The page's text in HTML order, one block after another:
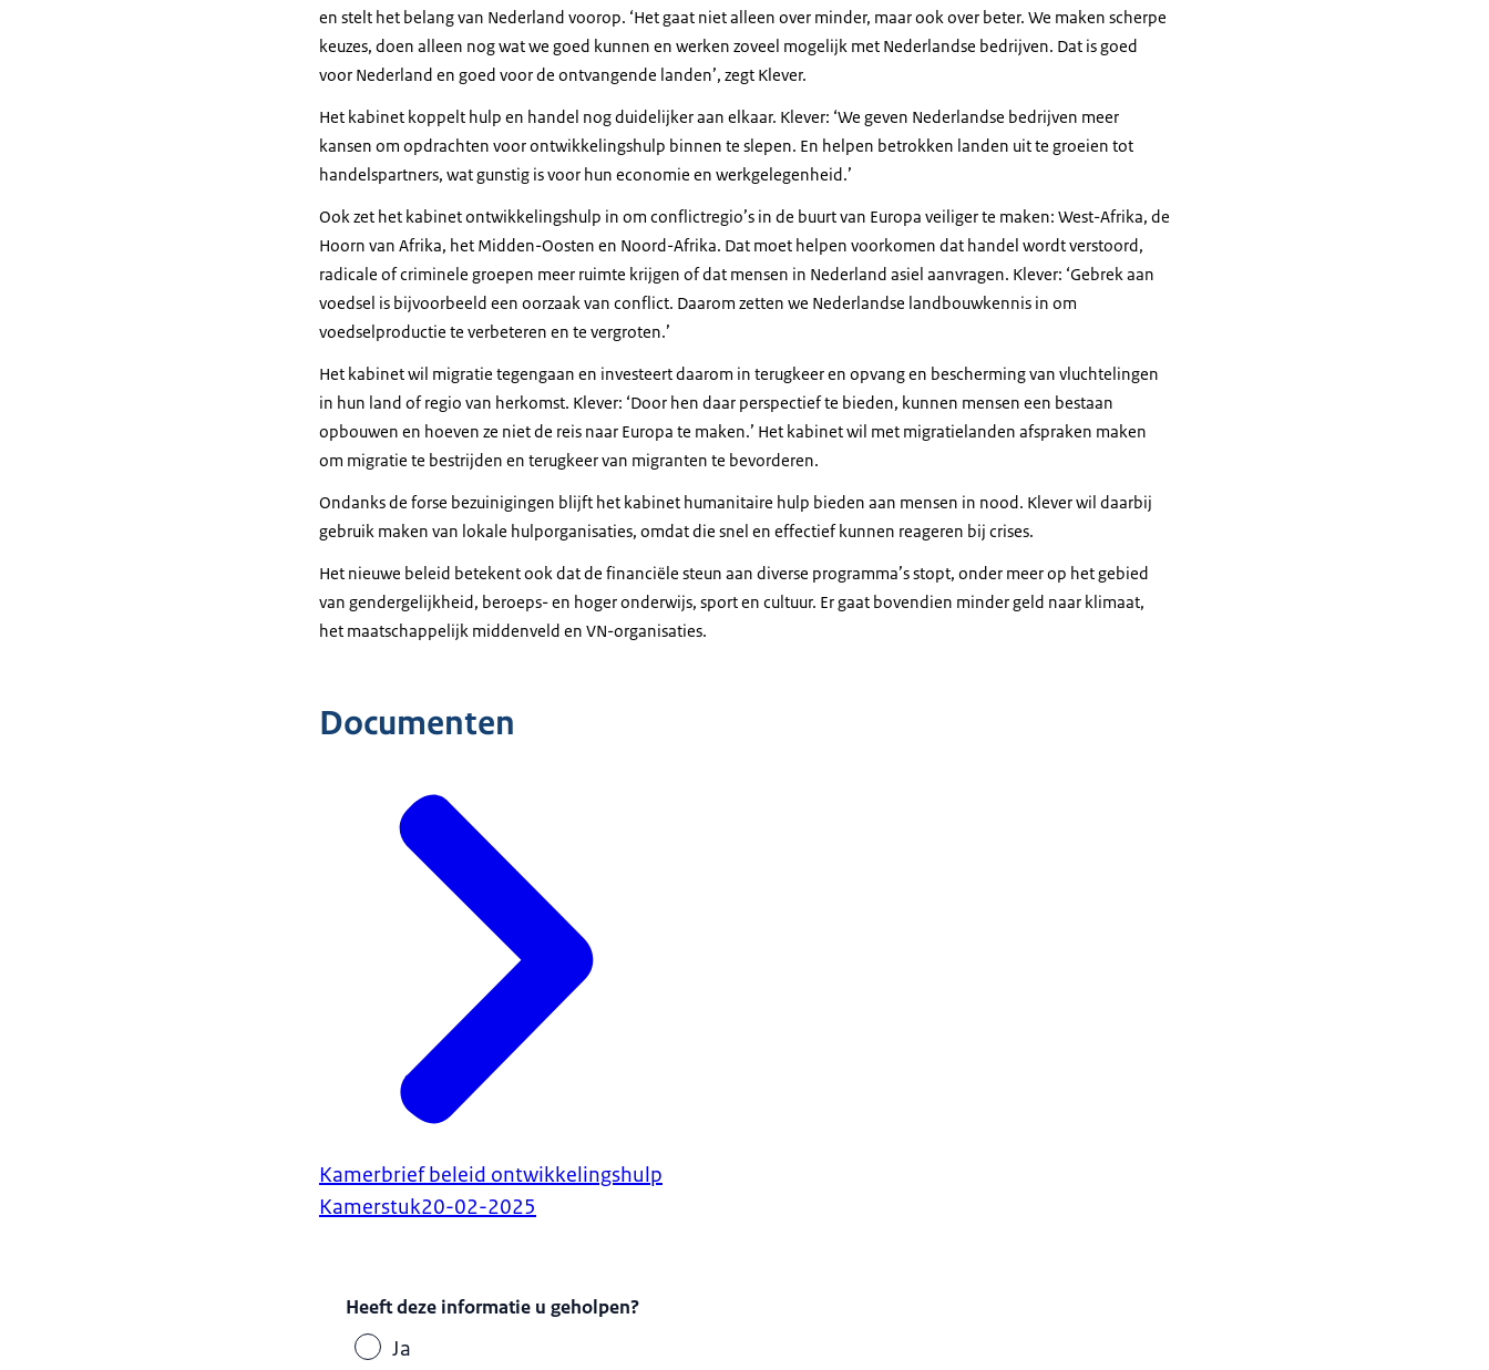
en stelt het belang van Nederland voorop. ‘Het gaat niet alleen over minder, maar ook over beter. We maken scherpe
keuzes, doen alleen nog wat we goed kunnen en werken zoveel mogelijk met Nederlandse bedrijven. Dat is goed
voor Nederland en goed voor de ontvangende landen’, zegt Klever.
Het kabinet koppelt hulp en handel nog duidelijker aan elkaar. Klever: ‘We geven Nederlandse bedrijven meer
kansen om opdrachten voor ontwikkelingshulp binnen te slepen. En helpen betrokken landen uit te groeien tot
handelspartners, wat gunstig is voor hun economie en werkgelegenheid.’
Ook zet het kabinet ontwikkelingshulp in om conflictregio’s in de buurt van Europa veiliger te maken: West-Afrika, de
Hoorn van Afrika, het Midden-Oosten en Noord-Afrika. Dat moet helpen voorkomen dat handel wordt verstoord,
radicale of criminele groepen meer ruimte krijgen of dat mensen in Nederland asiel aanvragen. Klever: ‘Gebrek aan
voedsel is bijvoorbeeld een oorzaak van conflict. Daarom zetten we Nederlandse landbouwkennis in om
voedselproductie te verbeteren en te vergroten.’
Het kabinet wil migratie tegengaan en investeert daarom in terugkeer en opvang en bescherming van vluchtelingen
in hun land of regio van herkomst. Klever: ‘Door hen daar perspectief te bieden, kunnen mensen een bestaan
opbouwen en hoeven ze niet de reis naar Europa te maken.’ Het kabinet wil met migratielanden afspraken maken
om migratie te bestrijden en terugkeer van migranten te bevorderen.
Ondanks de forse bezuinigingen blijft het kabinet humanitaire hulp bieden aan mensen in nood. Klever wil daarbij
gebruik maken van lokale hulporganisaties, omdat die snel en effectief kunnen reageren bij crises.
Het nieuwe beleid betekent ook dat de financiële steun aan diverse programma’s stopt, onder meer op het gebied
van gendergelijkheid, beroeps- en hoger onderwijs, sport en cultuur. Er gaat bovendien minder geld naar klimaat,
het maatschappelijk middenveld en VN-organisaties.
Documenten
Kamerbrief beleid ontwikkelingshulp
Kamerstuk20-02-2025
Heeft deze informatie u geholpen?
Ja